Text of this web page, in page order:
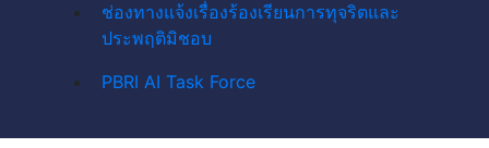
ช่องทางแจ้งเรื่องร้องเรียนการทุจริตและ
ประพฤติมิชอบ
PBRI AI Task Force